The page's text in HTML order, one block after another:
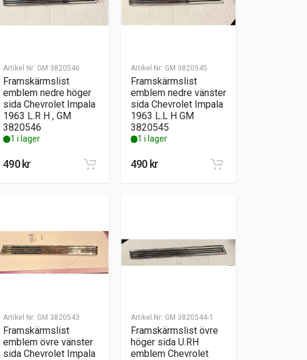
Artikel Nr: GM 3820546
Framskärmslist
emblem nedre höger
sida Chevrolet Impala
1963 L.R H , GM
3820546
1 i lager
490kr
Artikel Nr: GM 3820545
Framskärmslist
emblem nedre vänster
sida Chevrolet Impala
1963 L.L H GM
3820545
1 i lager
490kr
Artikel Nr: GM 3820543
Framskärmslist
emblem övre vänster
sida Chevrolet Impala
Artikel Nr: GM 3820544-1
Framskärmslist övre
höger sida U.RH
emblem Chevrolet